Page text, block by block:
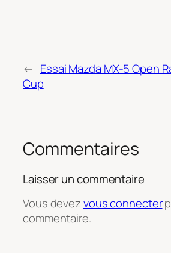
← Essai Mazda MX-5 Open
Cup
Commentaires
Laisser un commentaire
Vous devezvous connecter
commentaire.